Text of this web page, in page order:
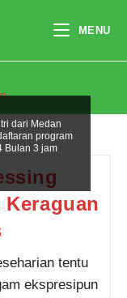
MENU
tentu
ekspresipun
dari Medan
program
Bulan 3 jam